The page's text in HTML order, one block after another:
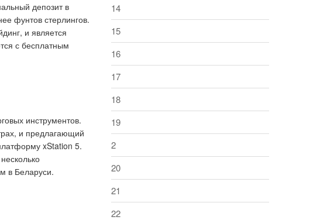
депозит в
фунтов стерлингов.
и является
с бесплатным
инструментов.
и предлагающий
xStation 5.
в Беларуси.
14
15
16
17
18
19
2
20
21
22